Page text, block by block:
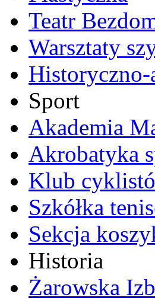
Teatr
Warsztaty
Sport
Akademia
Akrobatyka
Klub
Szkółka
Sekcja
Historia
Żarowska